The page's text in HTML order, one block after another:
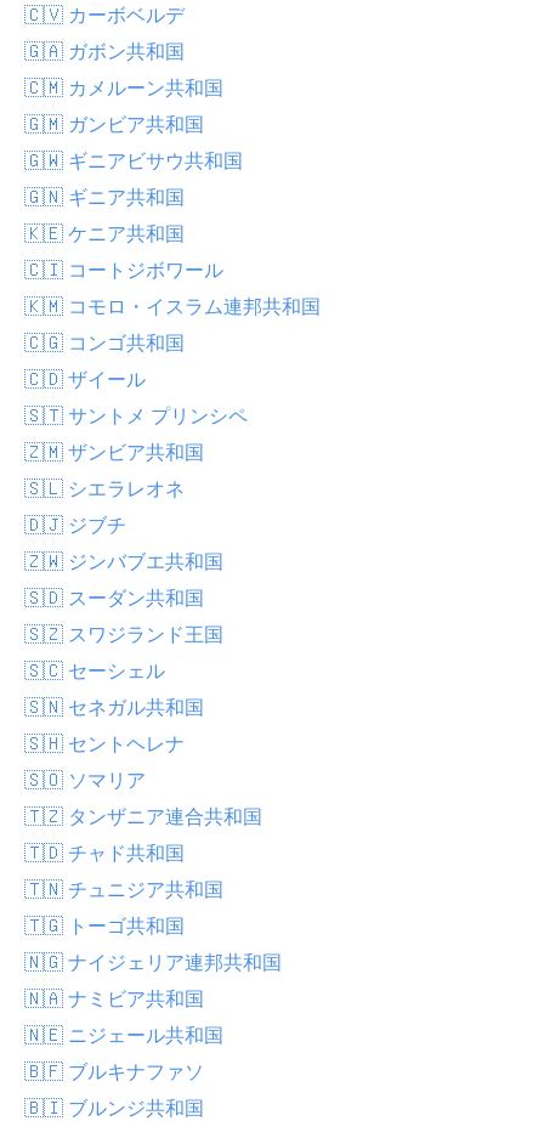
🇨🇻 カーボベルデ
🇬🇦 ガボン共和国
🇨🇲 カメルーン共和国
🇬🇲 ガンビア共和国
🇬🇼 ギニアビサウ共和国
🇬🇳 ギニア共和国
🇰🇪 ケニア共和国
🇨🇮 コートジボワール
🇰🇲 コモロ・イスラム連邦共和国
🇨🇬 コンゴ共和国
🇨🇩 ザイール
🇸🇹 サントメ プリンシペ
🇿🇲 ザンビア共和国
🇸🇱 シエラレオネ
🇩🇯 ジブチ
🇿🇼 ジンバブエ共和国
🇸🇩 スーダン共和国
🇸🇿 スワジランド王国
🇸🇨 セーシェル
🇸🇳 セネガル共和国
🇸🇭 セントヘレナ
🇸🇴 ソマリア
🇹🇿 タンザニア連合共和国
🇹🇩 チャド共和国
🇹🇳 チュニジア共和国
🇹🇬 トーゴ共和国
🇳🇬 ナイジェリア連邦共和国
🇳🇦 ナミビア共和国
🇳🇪 ニジェール共和国
🇧🇫 ブルキナファソ
🇧🇮 ブルンジ共和国